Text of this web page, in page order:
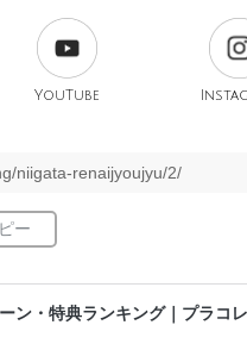
YouTube
niigata-renaijyoujyu/2/
ン・特典ランキング｜プラコ